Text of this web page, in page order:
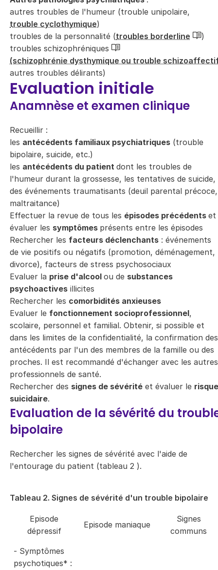
autres troubles de l'humeur (trouble unipolaire,
trouble cyclothymique)
troubles de la personnalité (troubles borderline
)
troubles schizophréniques
(schizophrénie dysthymique ou trouble
autres troubles délirants)
Evaluation initiale
Anamnèse et examen clinique
Recueillir :
les antécédents familiaux psychiatriques (trouble
bipolaire, suicide, etc.)
les antécédents du patient dont les troubles de
l'humeur durant la grossesse, les tentatives de suicide,
des événements traumatisants (deuil parental précoce,
maltraitance)
Effectuer la revue de tous les épisodes précédents et
évaluer les symptômes présents entre les épisodes
Rechercher les facteurs déclenchants : événements
de vie positifs ou négatifs (promotion, déménagement,
divorce), facteurs de stress psychosociaux
Evaluer la prise d'alcool ou de substances
psychoactives illicites
Rechercher les comorbidités anxieuses
Evaluer le fonctionnement socioprofessionnel,
scolaire, personnel et familial. Obtenir, si possible et
dans les limites de la confidentialité, la confirmation des
antécédents par l'un des membres de la famille ou des
proches. Il est recommandé d'échanger avec les autres
professionnels de santé.
Rechercher des signes de sévérité et évaluer le risque
suicidaire.
Evaluation de la sévérité du
bipolaire
Rechercher les signes de sévérité avec l'aide de
l'entourage du patient (tableau 2 ).
Tableau 2. Signes de sévérité d'un trouble bipolaire
Episode
dépressif
Episode maniaque
Signes
communs
- Symptômes
psychotiques* :